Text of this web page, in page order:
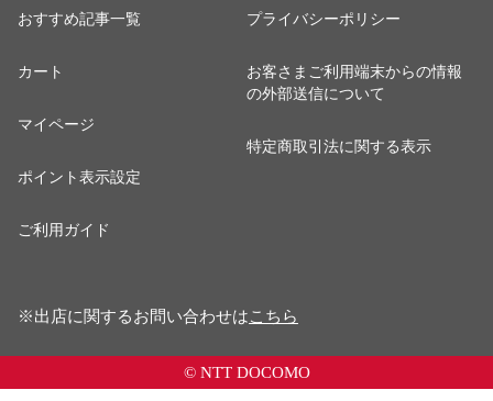
おすすめ記事一覧
カート
マイページ
ポイント表示設定
ご利用ガイド
プライバシーポリシー
お客さまご利用端末からの情報
の外部送信について
特定商取引法に関する表示
※出店に関するお問い合わせはこちら
© NTT DOCOMO